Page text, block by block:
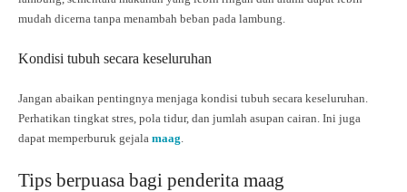
mudah dicerna tanpa menambah beban pada lambung.
Kondisi tubuh secara keseluruhan
Jangan abaikan pentingnya menjaga kondisi tubuh secara keseluruhan.
Perhatikan tingkat stres, pola tidur, dan jumlah asupan cairan. Ini juga
dapat memperburuk gejala maag
Tips berpuasa bagi penderita maag